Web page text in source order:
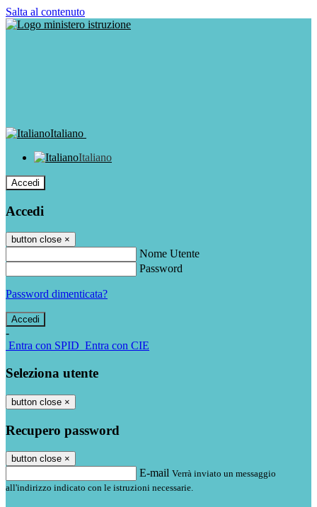
Salta al contenuto
Italiano
Italiano
Accedi
Accedi
button close ×
Nome Utente
Password
Password dimenticata?
-
Entra con SPID Entra con CIE
Seleziona utente
button close ×
Recupero password
button close ×
E-mail Verrà inviato un messaggio
all'indirizzo indicato con le istruzioni necessarie.